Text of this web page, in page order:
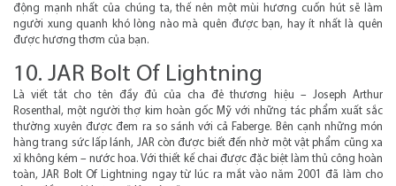
động mạnh nhất của chúng ta, thế nên một mùi hương cuốn hút sẽ làm
người xung quanh khó lòng nào mà quên được bạn, hay ít nhất là quên
được hương thơm của bạn.
10. JAR Bolt Of Lightning
Là viết tắt cho tên đầy đủ của cha đẻ thương hiệu – Joseph Arthur
Rosenthal, một người thợ kim hoàn gốc Mỹ với những tác phẩm xuất sắc
thường xuyên được đem ra so sánh với cả Faberge. Bên cạnh những món
hàng trang sức lấp lánh, JAR còn được biết đến nhờ một vật phẩm cũng xa
xỉ không kém – nước hoa. Với thiết kế chai được đặc biệt làm thủ công hoàn
toàn, JAR Bolt Of Lightning ngay từ lúc ra mắt vào năm 2001 đã làm cho